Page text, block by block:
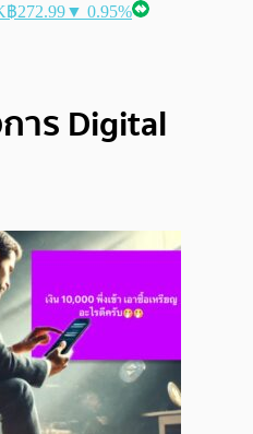
฿272.99▼ 0.95%
าร Digital